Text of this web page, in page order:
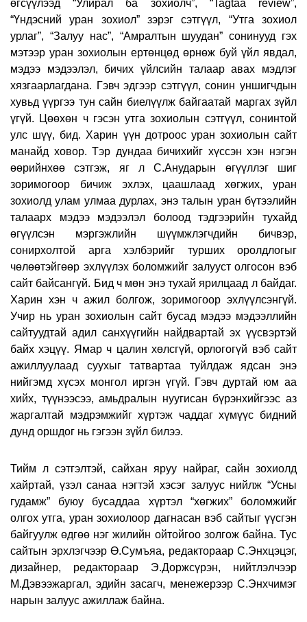
өгсүүлээд “Улирал ба зохиолч”, “Tagtaa review”,
“Үндэсний уран зохиол” зэрэг сэтгүүл, “Утга зохиол
урлаг”, “Залуу нас”, “Амралтын шуудан” сонинууд гэх
мэтээр уран зохиолын ертөнцөд өрнөж буй үйл явдал,
мэдээ мэдээлэл, бичих үйлсийн талаар авах мэдлэг
хязгаарлагдана. Гэвч эдгээр сэтгүүл, сонин уншигчдын
хувьд үүргээ тун сайн биелүүлж байгаатай маргах зүйл
үгүй. Цөөхөн ч гэсэн утга зохиолын сэтгүүл, сонинтой
улс шүү, бид. Харин үүн дотроос уран зохиолын сайт
манайд ховор. Тэр дундаа бичихийг хүссэн хэн нэгэн
өөрийнхөө сэтгэж, яг л С.Анударын өгүүллэг шиг
зоримогоор бичиж эхлэх, цаашлаад хөгжих, уран
зохиолд улам улмаа дурлах, энэ талын уран бүтээлийн
талаарх мэдээ мэдээлэл болоод тэдгээрийн тухайд
өгүүлсэн мэргэжлийн шүүмжлэгчдийн бичвэр,
сонирхолтой арга хэлбэрийг турших оролдлогыг
чөлөөтэйгөөр эхлүүлэх боломжийг залууст олгосон вэб
сайт байсангүй. Бид ч мөн энэ тухай ярилцаад л байдаг.
Харин хэн ч ажил болгож, зоримогоор эхлүүлсэнгүй.
Учир нь уран зохиолын сайт бусад мэдээ мэдээллийн
сайтуудтай адил санхүүгийн найдвартай эх үүсвэртэй
байх хэцүү. Ямар ч цалин хөлсгүй, орлогогүй вэб сайт
ажиллуулаад суухыг татвартаа туйлдаж ядсан энэ
нийгэмд хүсэх монгол иргэн үгүй. Гэвч дуртай юм аа
хийх, түүнээсээ, амьдралын нуугисан бүрэнхийгээс аз
жаргалтай мэдрэмжийг хүртэж чаддаг хүмүүс бидний
дунд оршдог нь гэгээн зүйл билээ.
Тийм л сэтгэлтэй, сайхан яруу найраг, сайн зохиолд
хайртай, үзэл санаа нэгтэй хэсэг залуус нийлж “Усны
гудамж” буюу бусаддаа хүртэл “хөгжих” боломжийг
олгох утга, уран зохиолоор дагнасан вэб сайтыг үүсгэн
байгуулж өдгөө нэг жилийн ойтойгоо золгож байна. Тус
сайтын эрхлэгчээр Ө.Сумъяа, редактораар С.Энхцэцэг,
дизайнер, редактораар Э.Доржсүрэн, нийтлэлчээр
М.Дэвээжаргал, эдийн засагч, менежерээр С.Энхчимэг
нарын залуус ажиллаж байна.